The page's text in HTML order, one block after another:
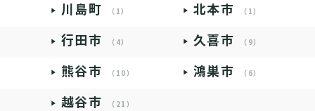
川島町 （1） 北本市 （1）
行田市 （4） 久喜市 （9）
熊谷市 （10） 鴻巣市 （6）
越谷市 （21）